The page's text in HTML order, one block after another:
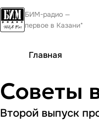
БИМ-радио —
первое в Казани*
Главная
Советы
Второй выпуск